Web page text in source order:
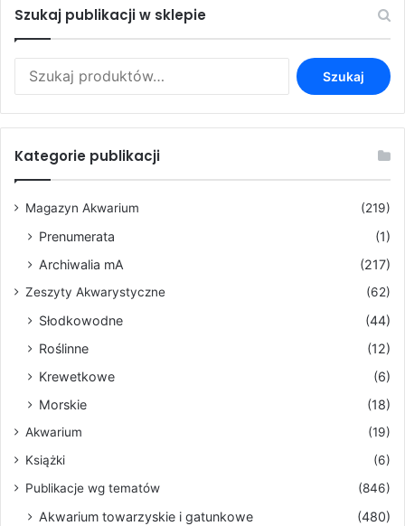
Szukaj publikacji w sklepie
Szukaj
Kategorie publikacji
Magazyn Akwarium (219)
Prenumerata
(1)
Archiwalia mA
(217)
Zeszyty Akwarystyczne (62)
Słodkowodne
(44)
Roślinne
(12)
Krewetkowe
(6)
Morskie
(18)
Akwarium
(19)
Książki
(6)
Publikacje wg tematów
(846)
Akwarium towarzyskie i gatunkowe
(480)